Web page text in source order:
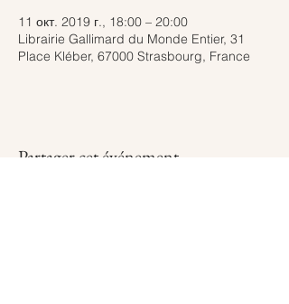
11 окт. 2019 г., 18:00 – 20:00
Librairie Gallimard du Monde Entier, 31
Place Kléber, 67000 Strasbourg, France
Partager cet événement